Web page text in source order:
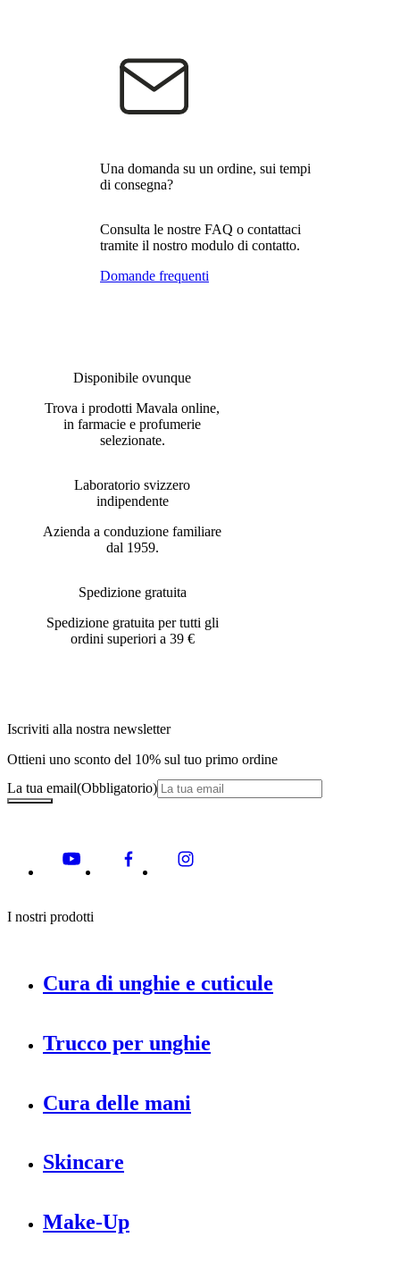
Una domanda su un ordine, sui tempi
di consegna?
Consulta le nostre FAQ o contattaci
tramite il nostro modulo di contatto.
Domande frequenti
Disponibile ovunque
Trova i prodotti Mavala online,
in farmacie e profumerie
selezionate.
Laboratorio svizzero
indipendente
Azienda a conduzione familiare
dal 1959.
Spedizione gratuita
Spedizione gratuita per tutti gli
ordini superiori a 39 €
Iscriviti alla nostra newsletter
Ottieni uno sconto del 10% sul tuo primo ordine
La tua email(Obbligatorio)
I nostri prodotti
Cura di unghie e cuticule
Trucco per unghie
Cura delle mani
Skincare
Make-Up